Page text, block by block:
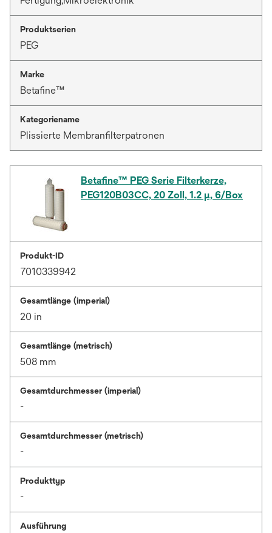
Produktserien
PEG
Marke
Betafine™
Kategoriename
Plissierte Membranfilterpatronen
Betafine™ PEG Serie Filterkerze,
PEG120B03CC, 20 Zoll, 1.2 µ, 6/Box
Produkt-ID
7010339942
Gesamtlänge (imperial)
20 in
Gesamtlänge (metrisch)
508 mm
Gesamtdurchmesser (imperial)
-
Gesamtdurchmesser (metrisch)
-
Produkttyp
-
Ausführung